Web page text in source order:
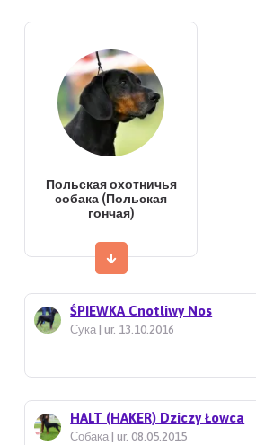
Польская охотничья
собака (Польская
гончая)
ŚPIEWKA Cnotliwy Nos
Сука | ur. 13.10.2016
HALT (HAKER) Dziczy Łowca
Собака | ur. 08.05.2015